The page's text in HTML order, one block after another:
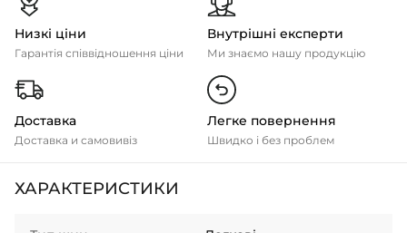
Низкі ціни
Гарантія співвідношення ціни
Внутрішні експерти
Ми знаємо нашу продукцію
Доставка
Доставка и самовивіз
Легке повернення
Швидко і без проблем
ХАРАКТЕРИСТИКИ